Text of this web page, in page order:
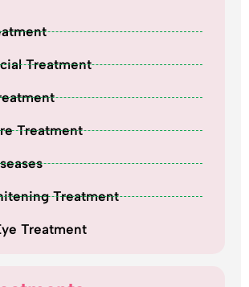
Treatment
Treatment
Treatment
Treatment